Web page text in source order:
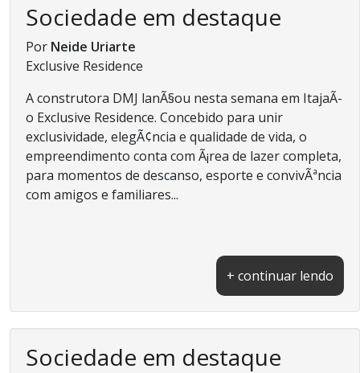
Sociedade em destaque
Por Neide Uriarte
Exclusive Residence
A construtora DMJ lanÃ§ou nesta semana em ItajaÃ­
o Exclusive Residence. Concebido para unir
exclusividade, elegÃ¢ncia e qualidade de vida, o
empreendimento conta com Ã¡rea de lazer completa,
para momentos de descanso, esporte e convivÃªncia
com amigos e familiares...
+ continuar lendo
Sociedade em destaque